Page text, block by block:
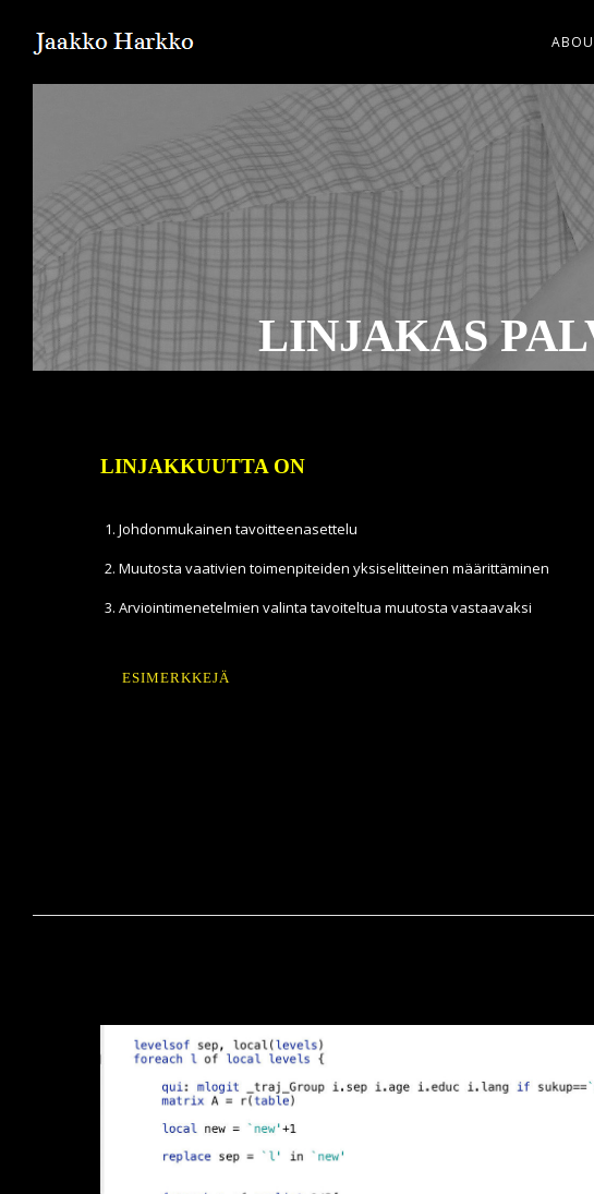
LINJAKAS
LINJAKKUUTTA ON
Johdonmukainen tavoitteenasettelu
Muutosta vaativien toimenpiteiden yksiselitteinen määrittäminen
Arviointimenetelmien valinta tavoiteltua muutosta vastaavaksi
ESIMERKKEJÄ